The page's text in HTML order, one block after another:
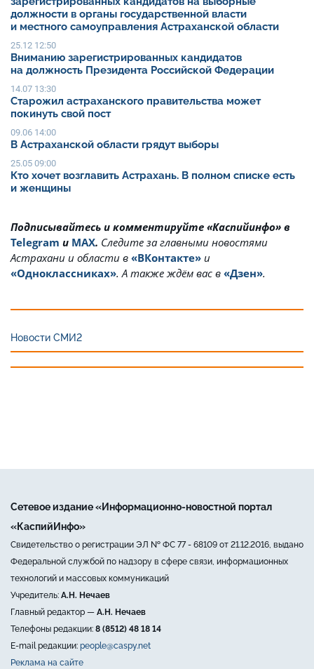
должности в органы государственной власти
и местного самоуправления Астраханской области
25.12 12:50
Вниманию зарегистрированных кандидатов
на должность Президента Российской Федерации
14.07 13:30
Старожил астраханского правительства может
покинуть свой пост
09.06 14:00
В Астраханской области грядут выборы
25.05 09:00
Кто хочет возглавить Астрахань. В полном списке есть
и женщины
Подписывайтесь и комментируйте «Каспийинфо» в
Telegram и MAX. Cледите за главными новостями
Астрахани и области в «ВКонтакте» и
«Одноклассниках». А также ждём вас в «Дзен».
Новости СМИ2
Сетевое издание «Информационно-новостной портал
«КаспийИнфо»
Свидетельство о регистрации ЭЛ № ФС 77 - 68109 от 21.12.2016, выдано
Федеральной службой по надзору в сфере связи, информационных
технологий и массовых коммуникаций
Учредитель: А.Н. Нечаев
Главный редактор — А.Н. Нечаев
Телефоны редакции: 8 (8512) 48 18 14
E-mail редакции: people@caspy.net
Реклама на сайте